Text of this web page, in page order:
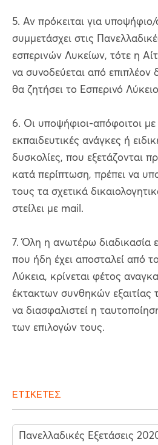
5. Αν πρόκειται για
συμμετάσχει στις
εσπερινών Λυκείων, τότε η
να συνοδεύεται από επιπλέον
θα ζητήσει το Εσπερινό
6. Οι υποψήφιοι-απόφοιτοι με
εκπαιδευτικές ανάγκες ή
δυσκολίες, που εξετάζονται
κατά περίπτωση, πρέπει να
τους τα σχετικά
στείλει με mail.
7. Όλη η ανωτέρω διαδικασία
που ήδη έχει αποσταλεί από
Λύκεια, κρίνεται φέτος
έκτακτων συνθηκών εξαιτίας
να διασφαλιστεί η
των επιλογών τους.
ΕΤΙΚΕΤΕΣ
Πανελλαδικές Εξετάσεις